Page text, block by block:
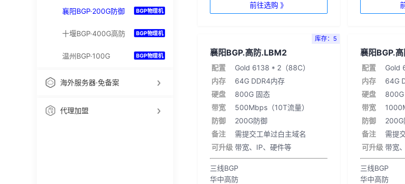
襄阳BGP·200G防御 BGP物理机
十堰BGP·400G高防 BGP物理机
温州BGP·100G BGP物理机
海外服务器·免备案
代理加盟
前往选购 》
库存：5
襄阳BGP.高防.LBM2
配置
Gold 6138 * 2（88C）
内存
64G DDR4内存
硬盘
800G 固态
带宽
500Mbps（10T流量）
防御
200G防御
备注
需提交工单过白主域名
可升级 带宽、IP、硬件等
三线BGP
华中高防
襄阳BGP.
配置
Gold
内存
64G
硬盘
带宽
防御
200G
备注
需提
可升级 带宽
三线BGP
华中高防